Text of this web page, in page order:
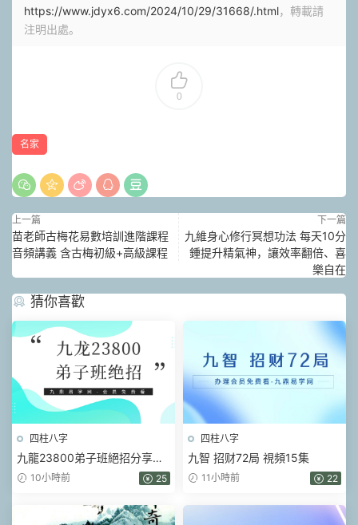
https://www.jdyx6.com/2024/10/29/31668/.html，轉載請
注明出處。
0
名家
上一篇
苗老師古梅花易數培訓進階課程
音頻講義 含古梅初級+高級課程
下一篇
九維身心修行冥想功法 每天10分
鍾提升精氣神，讓效率翻倍、喜
樂自在
猜你喜歡
四柱八字
九龍23800弟子班絕招分享會
視頻6集
10小時前 25
四柱八字
九智 招财72局 視頻15集
11小時前 22